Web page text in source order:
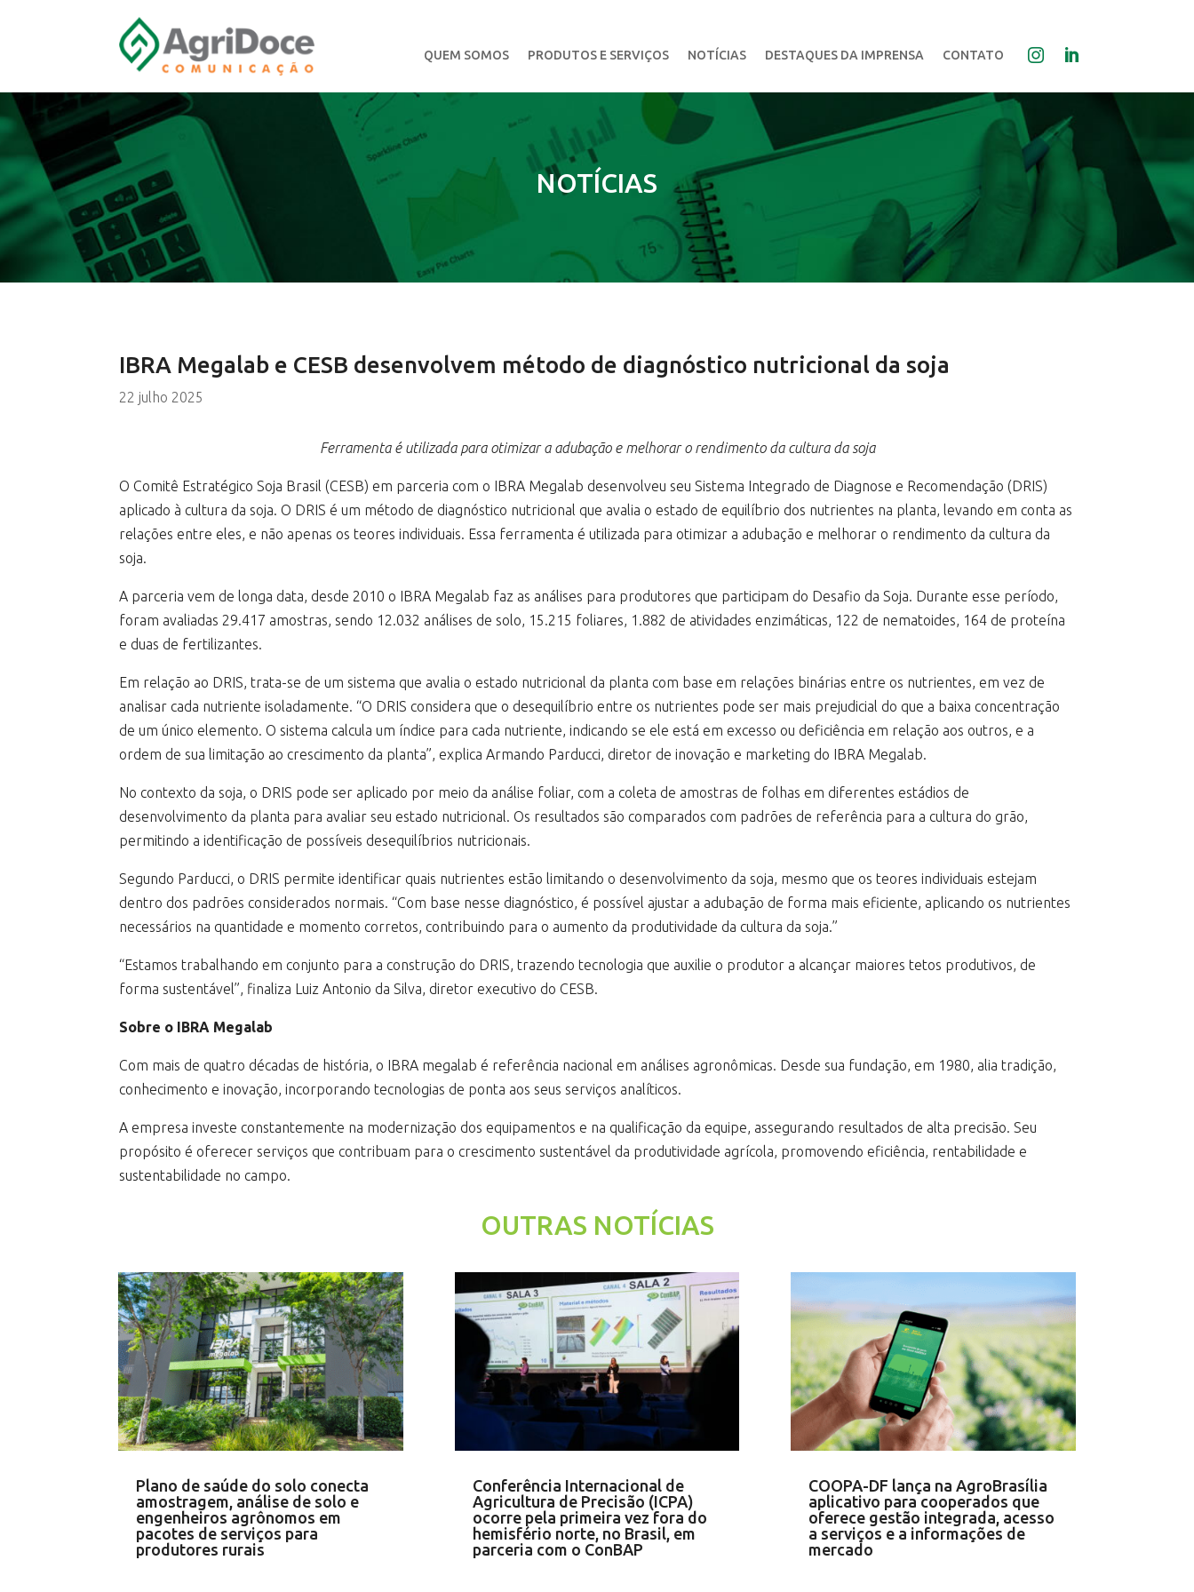
QUEM SOMOS PRODUTOS E SERVIÇOS NOTÍCIAS DESTAQUES DA IMPRENSA CONTATO
NOTÍCIAS
IBRA Megalab e CESB desenvolvem método de diagnóstico nutricional da soja
22 julho 2025
Ferramenta é utilizada para otimizar a adubação e melhorar o rendimento da cultura da soja
O Comitê Estratégico Soja Brasil (CESB) em parceria com o IBRA Megalab desenvolveu seu Sistema Integrado de Diagnose e Recomendação (DRIS)
aplicado à cultura da soja. O DRIS é um método de diagnóstico nutricional que avalia o estado de equilíbrio dos nutrientes na planta, levando em conta as
relações entre eles, e não apenas os teores individuais. Essa ferramenta é utilizada para otimizar a adubação e melhorar o rendimento da cultura da
soja.
A parceria vem de longa data, desde 2010 o IBRA Megalab faz as análises para produtores que participam do Desafio da Soja. Durante esse período,
foram avaliadas 29.417 amostras, sendo 12.032 análises de solo, 15.215 foliares, 1.882 de atividades enzimáticas, 122 de nematoides, 164 de proteína
e duas de fertilizantes.
Em relação ao DRIS, trata-se de um sistema que avalia o estado nutricional da planta com base em relações binárias entre os nutrientes, em vez de
analisar cada nutriente isoladamente. “O DRIS considera que o desequilíbrio entre os nutrientes pode ser mais prejudicial do que a baixa concentração
de um único elemento. O sistema calcula um índice para cada nutriente, indicando se ele está em excesso ou deficiência em relação aos outros, e a
ordem de sua limitação ao crescimento da planta”, explica Armando Parducci, diretor de inovação e marketing do IBRA Megalab.
No contexto da soja, o DRIS pode ser aplicado por meio da análise foliar, com a coleta de amostras de folhas em diferentes estádios de
desenvolvimento da planta para avaliar seu estado nutricional. Os resultados são comparados com padrões de referência para a cultura do grão,
permitindo a identificação de possíveis desequilíbrios nutricionais.
Segundo Parducci, o DRIS permite identificar quais nutrientes estão limitando o desenvolvimento da soja, mesmo que os teores individuais estejam
dentro dos padrões considerados normais. “Com base nesse diagnóstico, é possível ajustar a adubação de forma mais eficiente, aplicando os nutrientes
necessários na quantidade e momento corretos, contribuindo para o aumento da produtividade da cultura da soja.”
“Estamos trabalhando em conjunto para a construção do DRIS, trazendo tecnologia que auxilie o produtor a alcançar maiores tetos produtivos, de
forma sustentável”, finaliza Luiz Antonio da Silva, diretor executivo do CESB.
Sobre o IBRA Megalab
Com mais de quatro décadas de história, o IBRA megalab é referência nacional em análises agronômicas. Desde sua fundação, em 1980, alia tradição,
conhecimento e inovação, incorporando tecnologias de ponta aos seus serviços analíticos.
A empresa investe constantemente na modernização dos equipamentos e na qualificação da equipe, assegurando resultados de alta precisão. Seu
propósito é oferecer serviços que contribuam para o crescimento sustentável da produtividade agrícola, promovendo eficiência, rentabilidade e
sustentabilidade no campo.
OUTRAS NOTÍCIAS
Plano de saúde do solo conecta
amostragem, análise de solo e
engenheiros agrônomos em
pacotes de serviços para
produtores rurais
Conferência Internacional de
Agricultura de Precisão (ICPA)
ocorre pela primeira vez fora do
hemisfério norte, no Brasil, em
parceria com o ConBAP
COOPA-DF lança na AgroBrasília
aplicativo para cooperados que
oferece gestão integrada, acesso
a serviços e a informações de
mercado